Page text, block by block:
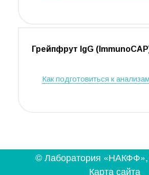
Грейпфрут IgG
Как подготовиться к
© Лаборатория «НАКФФ»,
Карта сайта